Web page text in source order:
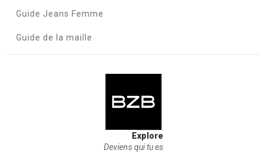
Guide Jeans Femme
Guide de la maille
Explore
Deviens qui tu es